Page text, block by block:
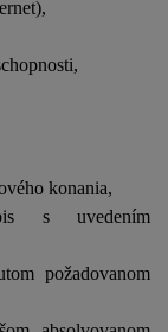
konania,
s uvedením
požadovanom